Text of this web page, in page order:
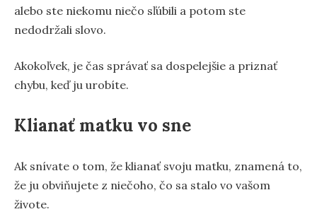
alebo ste niekomu niečo sľúbili a potom ste
nedodržali slovo.
Akokoľvek, je čas správať sa dospelejšie a priznať
chybu, keď ju urobíte.
Klianať matku vo sne
Ak snívate o tom, že klianať svoju matku, znamená to,
že ju obviňujete z niečoho, čo sa stalo vo vašom
živote.